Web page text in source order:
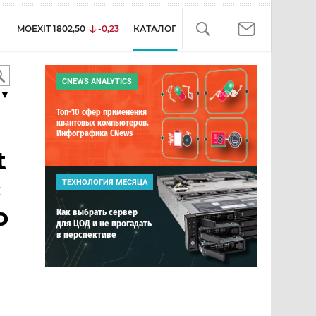
MOEXIT 1802,50 -0,23 КАТАЛОГ
CNEWS ANALYTICS
Топ-10 сфер применения
квантовых компьютеров.
Инфографика CNews
ТЕХНОЛОГИЯ МЕСЯЦА
Как выбрать сервер
для ЦОД и не прогадать
в перспективе